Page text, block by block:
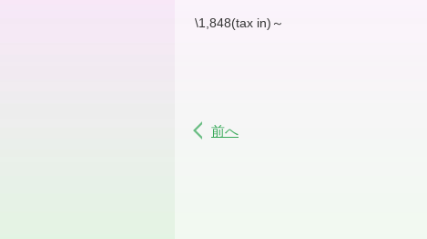
\1,848(tax in)～
前へ